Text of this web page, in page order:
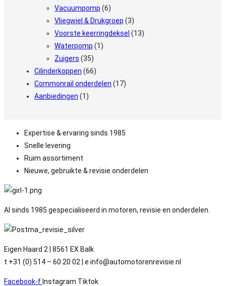
Vacuumpomp (6)
Vliegwiel & Drukgroep (3)
Voorste keerringdeksel (13)
Waterpomp (1)
Zuigers (35)
Cilinderkoppen (66)
Commonrail onderdelen (17)
Aanbiedingen (1)
Expertise & ervaring sinds 1985
Snelle levering
Ruim assortiment
Nieuwe, gebruikte & revisie onderdelen
Al sinds 1985 gespecialiseerd in motoren, revisie en onderdelen.
Eigen Haard 2 | 8561 EX Balk
t +31 (0) 514 – 60 20 02 | e info@automotorenrevisie.nl
Facebook-f Instagram Tiktok